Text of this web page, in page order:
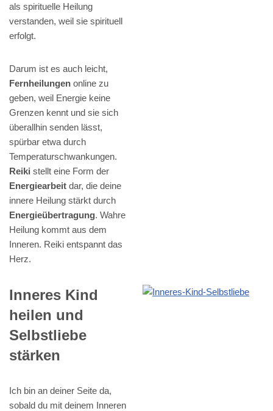
als spirituelle Heilung
verstanden, weil sie spirituell
erfolgt.
Darum ist es auch leicht,
Fernheilungen online zu
geben, weil Energie keine
Grenzen kennt und sie sich
überallhin senden lässt,
spürbar etwa durch
Temperaturschwankungen.
Reiki stellt eine Form der
Energiearbeit dar, die deine
innere Heilung stärkt durch
Energieübertragung. Wahre
Heilung kommt aus dem
Inneren. Reiki entspannt das
Herz.
Inneres Kind
heilen und
Selbstliebe
stärken
Ich bin an deiner Seite da,
sobald du mit deinem Inneren